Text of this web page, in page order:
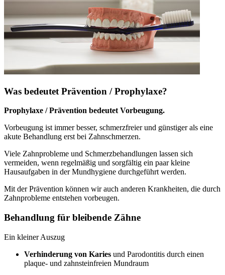
Was bedeutet Prävention / Prophylaxe?
Prophylaxe / Prävention bedeutet Vorbeugung.
Vorbeugung ist immer besser, schmerzfreier und günstiger als eine
akute Behandlung erst bei Zahnschmerzen.
Viele Zahnprobleme und Schmerzbehandlungen lassen sich
vermeiden, wenn regelmäßig und sorgfältig ein paar kleine
Hausaufgaben in der Mundhygiene durchgeführt werden.
Mit der Prävention können wir auch anderen Krankheiten, die durch
Zahnprobleme entstehen vorbeugen.
Behandlung für bleibende Zähne
Ein kleiner Auszug
Verhinderung von Karies und Parodontitis durch einen
plaque- und zahnsteinfreien Mundraum